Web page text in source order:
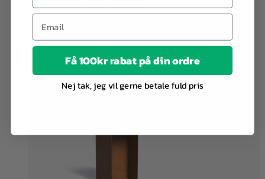
på
Sækkestol Seat Canaria
Pusku Pusku
kr.2.895,00
Få 100kr rabat på din ordre
Nej tak, jeg vil gerne betale fuld pris